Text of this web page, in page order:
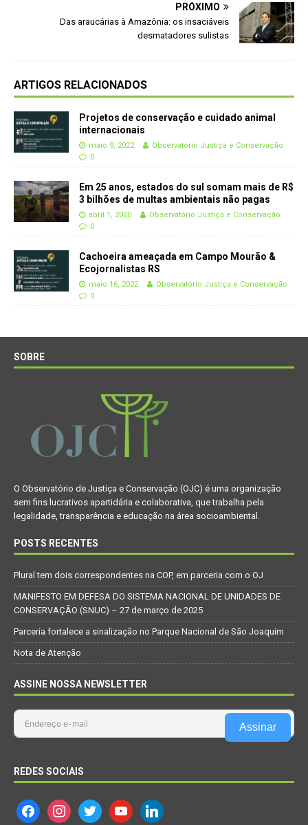
PRÓXIMO
Das araucárias à Amazônia: os insaciáveis
desmatadores sulistas
ARTIGOS RELACIONADOS
Projetos de conservação e cuidado animal
internacionais
maio 9, 2022
Observatório Justiça e Conservação
0
Em 25 anos, estados do sul somam mais de R$
3 bilhões de multas ambientais não pagas
abril 1, 2020
Observatório Justiça e Conservação
0
Cachoeira ameaçada em Campo Mourão &
Ecojornalistas RS
maio 16, 2022
Observatório Justiça e Conservação
0
SOBRE
O Observatório de Justiça e Conservação (OJC) é uma organização
sem fins lucrativos apartidária e colaborativa, que trabalha pela
legalidade, transparência e educação na área socioambiental.
POSTS RECENTES
Plural tem dois correspondentes na COP, em parceria com o OJ
MANIFESTO EM DEFESA DO SISTEMA NACIONAL DE UNIDADES DE
CONSERVAÇÃO (SNUC) – 27 de março de 2025
Parceria fortalece a sinalização no Parque Nacional de São Joaquim
Nota de Atenção
ASSINE NOSSA NEWSLETTER
Assinar
REDES SOCIAIS